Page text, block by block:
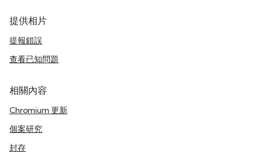
提供相片
提報錯誤
查看已知問題
相關內容
Chromium 更新
個案研究
封存